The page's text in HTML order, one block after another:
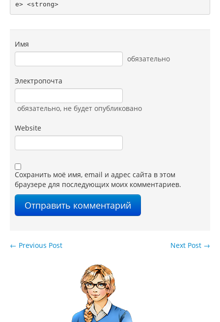
e> <strong>
Имя
обязательно
Электропочта
обязательно, не будет опубликовано
Website
Сохранить моё имя, email и адрес сайта в этом
браузере для последующих моих комментариев.
Next Post →
← Previous Post